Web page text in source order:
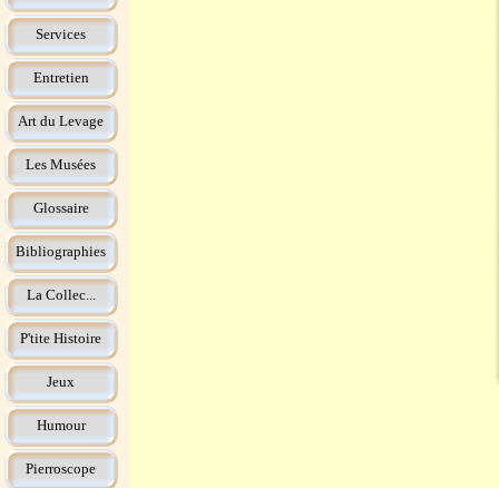
Services
Entretien
Art du Levage
Les Musées
Glossaire
Bibliographies
La Collec...
P'tite Histoire
Jeux
Humour
Pierroscope